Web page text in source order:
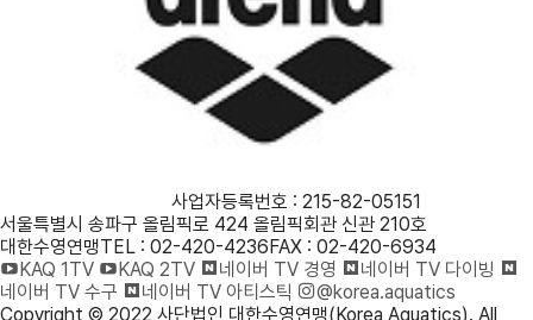
사업자등록번호 : 215-82-05151
서울특별시 송파구 올림픽로 424 올림픽회관 신관 210호
대한수영연맹TEL : 02-420-4236FAX : 02-420-6934
KAQ 1TV
KAQ 2TV 네이버 TV 경영
네이버 TV 다이빙
네이버 TV 수구
네이버 TV 아티스틱
@korea.aquatics
Copyright © 2022 사단법인 대한수영연맹(Korea Aquatics). All